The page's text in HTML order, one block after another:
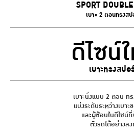
SPORT
เบาะ 2 ตอนทรงส
ดีไซน์
เบาะทรงสป
เบาะนั่งแบบ 2 ตอน ท
แบ่งระดับระหว่างเบา
และผู้ซ้อนในดีไซน์
ตัวรถได้อย่างล